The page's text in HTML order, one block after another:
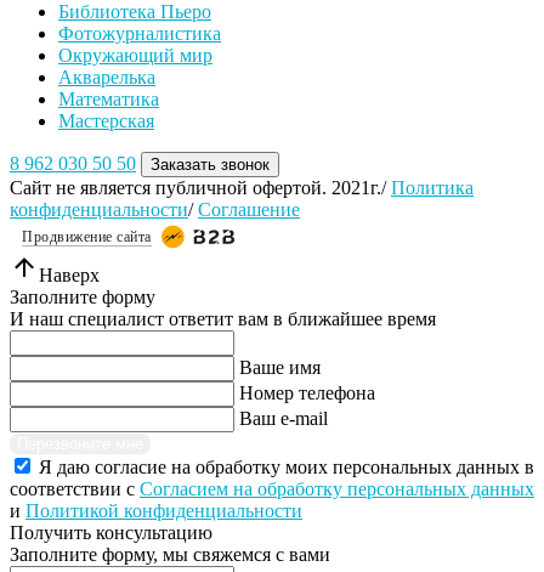
Библиотека Пьеро
Фотожурналистика
Окружающий мир
Акварелька
Математика
Мастерская
8 962 030 50 50 Заказать звонок
Сайт не является публичной офертой. 2021г./Политика
конфиденциальности/ Соглашение
Продвижение сайта
Наверх
Заполните форму
И наш специалист ответит вам в ближайшее время
Ваше имя
Номер телефона
Ваш e-mail
Я даю согласие на обработку моих персональных данных в
соответствии с Согласием на обработку персональных данных
и Политикой конфиденциальности
Получить консультацию
Заполните форму, мы свяжемся с вами